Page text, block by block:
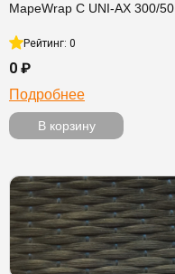
MapeWrap C UNI-AX 300/50
Рейтинг: 0
0 ₽
Подробнее
В корзину